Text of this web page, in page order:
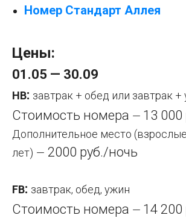
Номер Стандарт Аллея
Цены:
01.05 — 30.09
HB: завтрак + обед или завтрак +
Стоимость номера — 13
Дополнительное место
лет) — 2000 руб./ночь
FB: завтрак, обед, ужин
Стоимость номера — 14